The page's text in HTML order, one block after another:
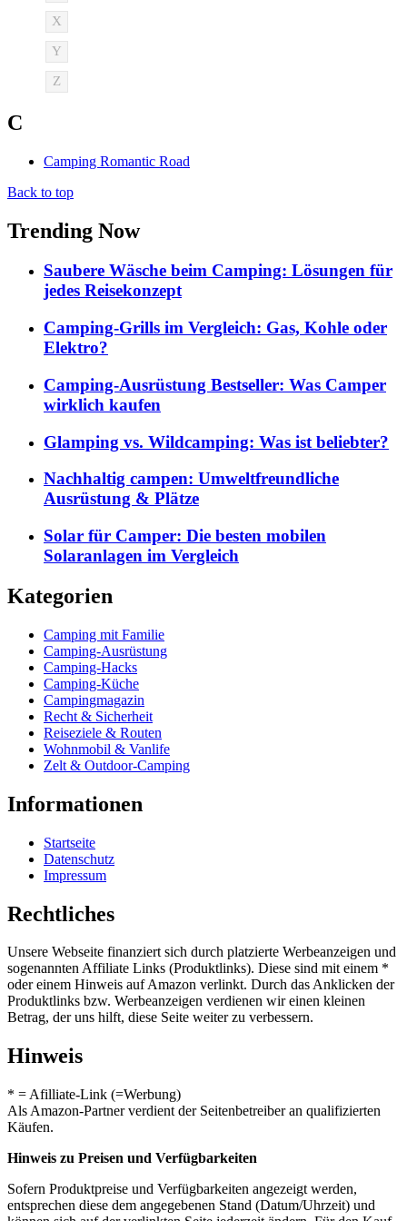
X
Y
Z
C
Camping Romantic Road
Back to top
Trending Now
Saubere Wäsche beim Camping: Lösungen für
jedes Reisekonzept
Camping-Grills im Vergleich: Gas, Kohle oder
Elektro?
Camping-Ausrüstung Bestseller: Was Camper
wirklich kaufen
Glamping vs. Wildcamping: Was ist beliebter?
Nachhaltig campen: Umweltfreundliche
Ausrüstung & Plätze
Solar für Camper: Die besten mobilen
Solaranlagen im Vergleich
Kategorien
Camping mit Familie
Camping-Ausrüstung
Camping-Hacks
Camping-Küche
Campingmagazin
Recht & Sicherheit
Reiseziele & Routen
Wohnmobil & Vanlife
Zelt & Outdoor-Camping
Informationen
Startseite
Datenschutz
Impressum
Rechtliches
Unsere Webseite finanziert sich durch platzierte Werbeanzeigen und
sogenannten Affiliate Links (Produktlinks). Diese sind mit einem *
oder einem Hinweis auf Amazon verlinkt. Durch das Anklicken der
Produktlinks bzw. Werbeanzeigen verdienen wir einen kleinen
Betrag, der uns hilft, diese Seite weiter zu verbessern.
Hinweis
* = Afilliate-Link (=Werbung)
Als Amazon-Partner verdient der Seitenbetreiber an qualifizierten
Käufen.
Hinweis zu Preisen und Verfügbarkeiten
Sofern Produktpreise und Verfügbarkeiten angezeigt werden,
entsprechen diese dem angegebenen Stand (Datum/Uhrzeit) und